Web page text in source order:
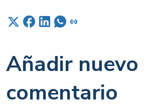
Añadir nuevo
comentario